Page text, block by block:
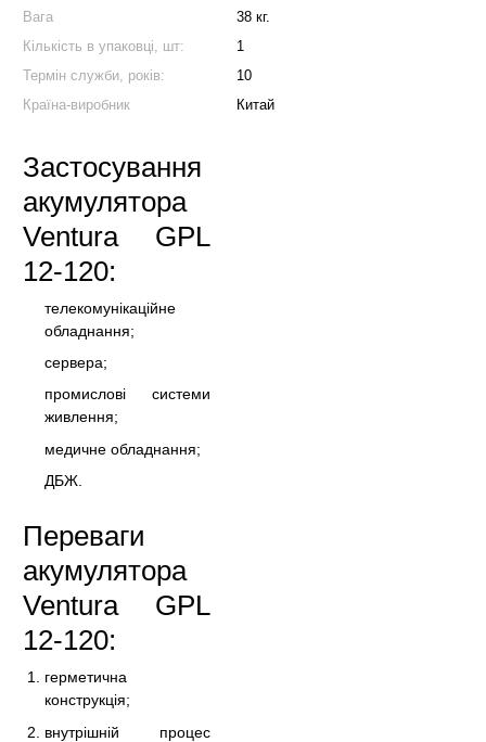
Вага
38 кг.
Кількість в упаковці, шт:
1
Термін служби, років:
10
Країна-виробник
Китай
Застосування
акумулятора
Ventura GPL
12-120:
телекомунікаційне
обладнання;
сервера;
промислові системи
живлення;
медичне обладнання;
ДБЖ.
Переваги
акумулятора
Ventura GPL
12-120:
герметична
конструкція;
внутрішній процес